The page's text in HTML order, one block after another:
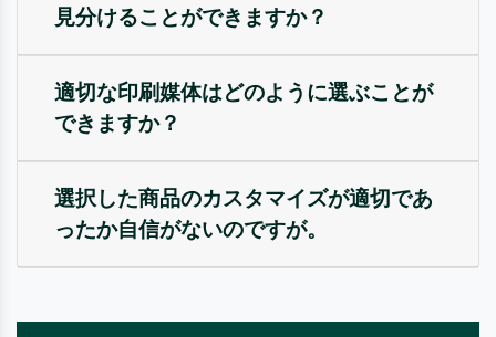
見分けることができますか？
適切な印刷媒体はどのように選ぶことが
できますか？
選択した商品のカスタマイズが適切であ
ったか自信がないのですが。